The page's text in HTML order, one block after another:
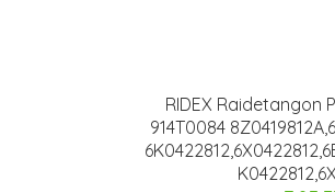
RIDEX Raidetangon
914T0084